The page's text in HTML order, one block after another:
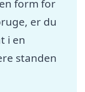
form for
er du
i en
standen